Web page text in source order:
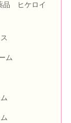
品 ヒケロイ
ム